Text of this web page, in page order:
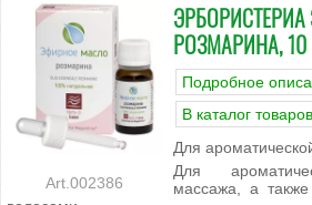
002386
ЭРБОРИСТЕРИА
РОЗМАРИНА, 10
Подробное
В каталог товаров
Для
Для
массажа, а